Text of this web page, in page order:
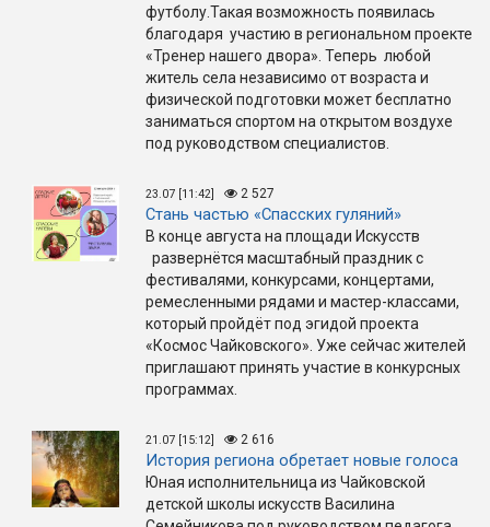
футболу.Такая возможность появилась
благодаря участию в региональном проекте
«Тренер нашего двора». Теперь любой
житель села независимо от возраста и
физической подготовки может бесплатно
заниматься спортом на открытом воздухе
под руководством специалистов.
23.07 [11:42] 2 527
Стань частью «Спасских гуляний»
В конце августа на площади Искусств
развернётся масштабный праздник с
фестивалями, конкурсами, концертами,
ремесленными рядами и мастер-классами,
который пройдёт под эгидой проекта
«Космос Чайковского». Уже сейчас жителей
приглашают принять участие в конкурсных
программах.
21.07 [15:12] 2 616
История региона обретает новые голоса
Юная исполнительница из Чайковской
детской школы искусств Василина